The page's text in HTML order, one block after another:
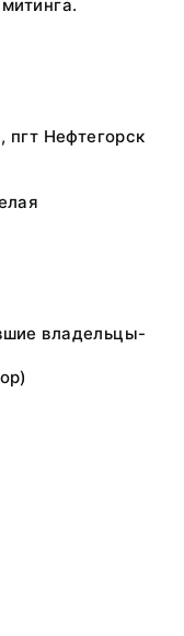
пгт Нефтегорск
владельцы-